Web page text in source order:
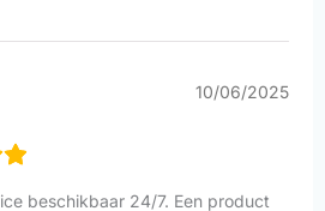
10/06/2025
beschikbaar 24/7. Een product